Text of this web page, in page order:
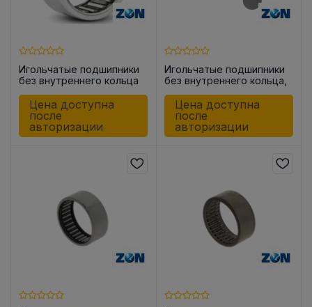
Игольчатые подшипники
без внутреннего кольца
Цена доступна
после
авторизации
Игольчатые подшипники
без внутреннего кольца,
стороны BK0709
Цена доступна
после
авторизации